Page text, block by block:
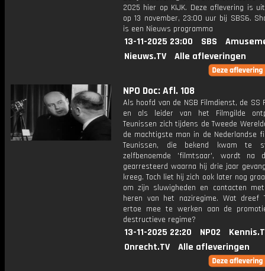
2025 hier op KIJK. Deze aflevering is
op 13 november, 23:00 uur bij SBS6.
is een Nieuws programma
13-11-2025 23:00 SBS
Nieuws.TV
Alle afleveringen
NPO Doc: Afl. 108
Als hoofd van de NSB Filmdienst, de SS
en als leider van het Filmgilde
Teunissen zich tijdens de Tweede
de machtigste man in de Nederlandse
Teunissen, die bekend kwam te
zelfbenoemde 'filmtsaar', wordt na
gearresteerd waarna hij drie jaar
kreeg. Toch liet hij zich ook later nog
om zijn sluwigheden en contacten
heren van het naziregime. Wat dreef
ertoe mee te werken aan de
destructieve regime?
13-11-2025 22:20 NPO2
Onrecht.TV
Alle afleveringen